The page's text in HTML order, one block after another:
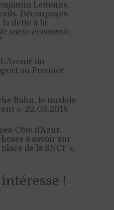
Lemoine,
Découpages
dette à la
socio-économie,
du
au Premier
Bahn, le modèle
», 22.03.2018
Côte d’Azur,
à savoir sur
de la SNCF »,
!